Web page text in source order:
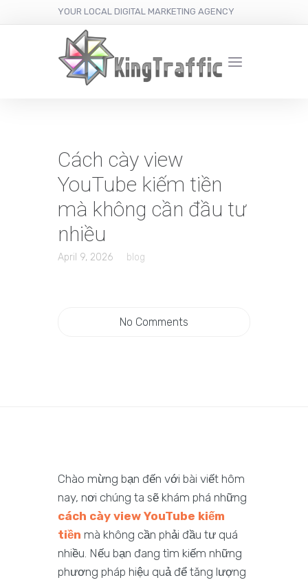
YOUR LOCAL DIGITAL MARKETING AGENCY
Cách cày view
YouTube kiếm tiền
mà không cần đầu tư
nhiều
April 9, 2026 blog
No Comments
Chào mừng bạn đến với bài viết hôm
nay, nơi chúng ta sẽ khám phá những
cách cày view YouTube kiếm
tiền mà không cần phải đầu tư quá
nhiều. Nếu bạn đang tìm kiếm những
phương pháp hiệu quả để tăng lượng